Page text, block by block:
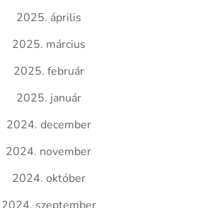
2025. április
2025. március
2025. február
2025. január
2024. december
2024. november
2024. október